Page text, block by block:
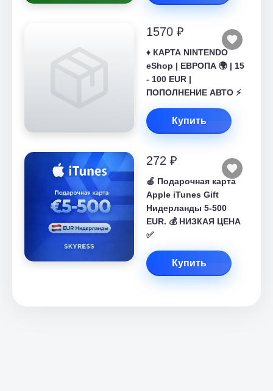
1570 ₽
♦️ КАРТА NINTENDO
eShop | ЕВРОПА 🌍 | 15
- 100 EUR |
ПОПОЛНЕНИЕ АВТО ⚡
Купить
272 ₽
🍎 Подарочная карта
Apple iTunes Gift
Нидерланды 5-500
EUR. 💰 НИЗКАЯ ЦЕНА
✅
Купить